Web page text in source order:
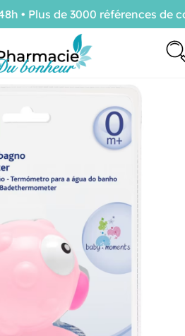
• Plus de 3000 références de